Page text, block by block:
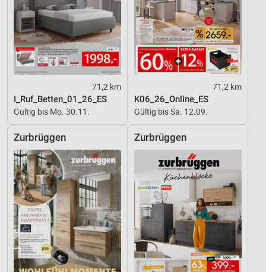
71,2 km
I_Ruf_Betten_01_26_ES
Gültig bis Mo. 30.11.
71,2 km
K06_26_Online_ES
Gültig bis Sa. 12.09.
Zurbrüggen Zurbrüggen